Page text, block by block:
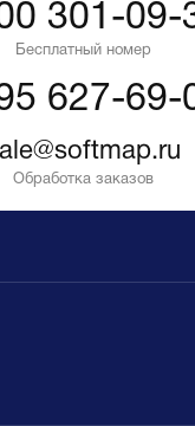
301-09-
Бесплатный номер
627-69-
Обработка заказов